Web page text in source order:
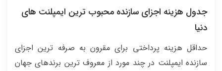
جدول هزینه اجزای سازنده محبوب ترین ایمپلنت های
دنیا
حداقل هزینه پرداختی برای مقرون به صرفه ترین اجزای
سازنده ایمپلنت در چند مورد از معروف ترین برندهای جهان